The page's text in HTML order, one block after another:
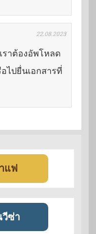
22.08.2023
ราต้องอัพโหลด
ไปยื่นเอกสารที่
แฟ
ซ่า